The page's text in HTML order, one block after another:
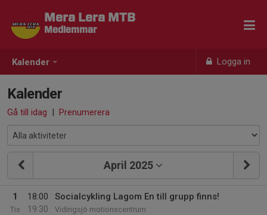
Kalender Logga in
Mera Lera MTB
Medlemmar
Kalender
Gå till idag | Prenumerera
April 2025
1
Tis
18:00
19:30
Socialcykling Lagom En till grupp finns!
Vidingsjö motionscentrum